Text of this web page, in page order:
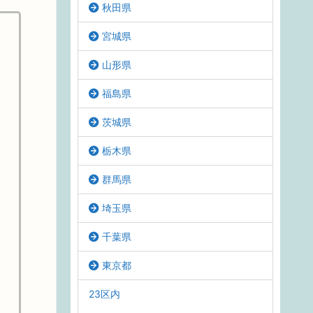
秋田県
宮城県
山形県
福島県
茨城県
栃木県
群馬県
埼玉県
千葉県
東京都
23区内